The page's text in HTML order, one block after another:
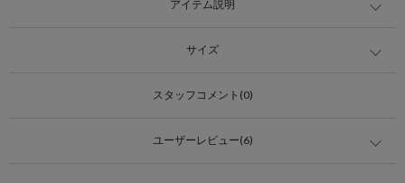
アイテム説明
サイズ
スタッフコメント(0)
ユーザーレビュー(6)